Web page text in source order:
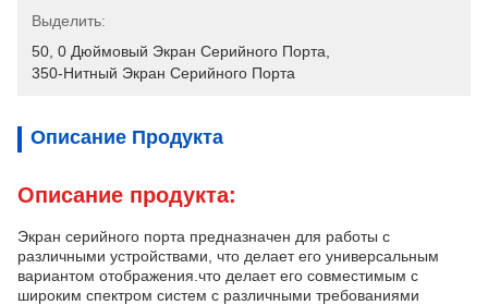
Выделить:
50 0 Дюймовый Экран Серийного Порта
350-Нитный Экран Серийного Порта
Описание Продукта
Описание продукта:
Экран серийного порта предназначен для работы с
различными устройствами, что делает его универсальным
вариантом отображения.что делает его совместимым с
широким спектром систем с различными требованиями